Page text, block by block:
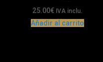
25.00€ IVA inclu.
Añadir al carrito